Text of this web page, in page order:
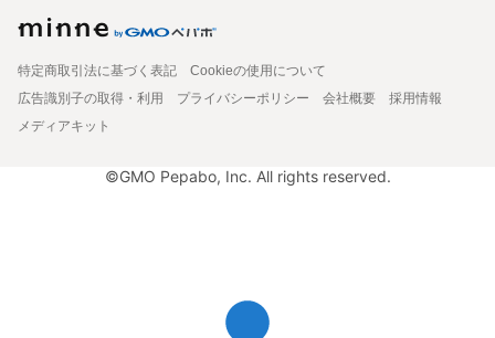
特定商取引法に基づく表記
Cookieの使用について
広告識別子の取得・利用
プライバシーポリシー 会社概要
採用情報
メディアキット
©GMO Pepabo, Inc. All rights reserved.